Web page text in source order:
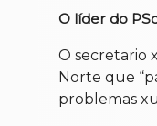
O líder do
O secretario
Norte que
problemas